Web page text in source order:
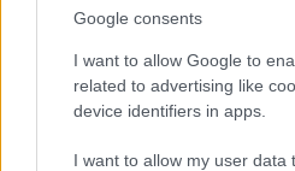
Google consents
I want to allow Google to
related to advertising like
device identifiers in apps.
I want to allow my user data
ντροπή αυτό που
μωρέ; Τα Γλυκά Νερά
Δε θα έπρεπε να είναι
όλους.